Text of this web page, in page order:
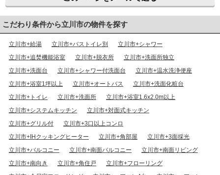
こだわり条件から立川市の物件を探す
立川市+給湯 立川市+バストイレ別
立川市+シャワー
立川市+追焚機能浴室
立川市+脱衣所
立川市+洗面所独立
立川市+洗面台
立川市+シャワー付洗面台
立川市+温水洗浄便座
立川市+浴室1坪以上
立川市+オートバス
立川市+洗面化粧台
立川市+トイレ
立川市+洗面所
立川市+浴室1.6x2.0m以上
立川市+システムキッチン
立川市+対面式キッチン
立川市+グリル付
立川市+3口以上コンロ
立川市+IHクッキングヒーター
立川市+角部屋
立川市+3面採光
立川市+バルコニー
立川市+南面バルコニー
立川市+南面リビング
立川市+南向き
立川市+角住戸
立川市+フローリング